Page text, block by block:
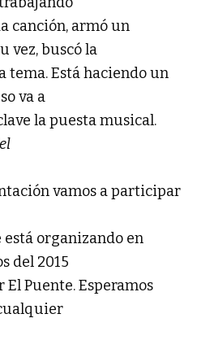
canción, armó un
vez, buscó la
Está haciendo un
va a
la puesta musical.
vamos a participar
organizando en
del 2015
El Puente. Esperamos